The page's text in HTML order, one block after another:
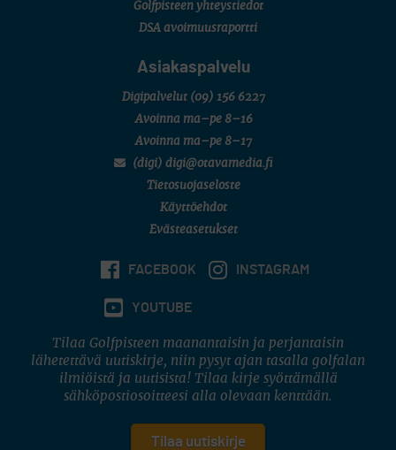
Golfpisteen yhteystiedot
DSA avoimuusraportti
Asiakaspalvelu
Digipalvelut (09) 156 6227
Avoinna ma–pe 8–16
Avoinna ma–pe 8–17
(digi) digi@otavamedia.fi
Tietosuojaseloste
Käyttöehdot
Evästeasetukset
FACEBOOK INSTAGRAM
YOUTUBE
Tilaa Golfpisteen maanantaisin ja perjantaisin
lähetettävä uutiskirje, niin pysyt ajan tasalla golfalan
ilmiöistä ja uutisista! Tilaa kirje syöttämällä
sähköpostiosoitteesi alla olevaan kenttään.
Tilaa uutiskirje